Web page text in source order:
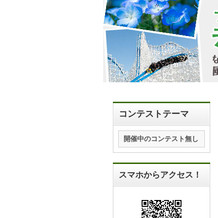
コンテストテーマ
開催中のコンテスト無し
スマホからアクセス！